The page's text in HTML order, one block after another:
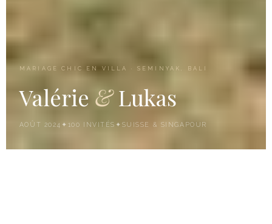
MARIAGE CHIC EN VILLA · SEMINYAK, BALI
Valérie &Lukas
AOÛT 2024 ✦ 100 INVITÉS ✦ SUISSE & SINGAPOUR